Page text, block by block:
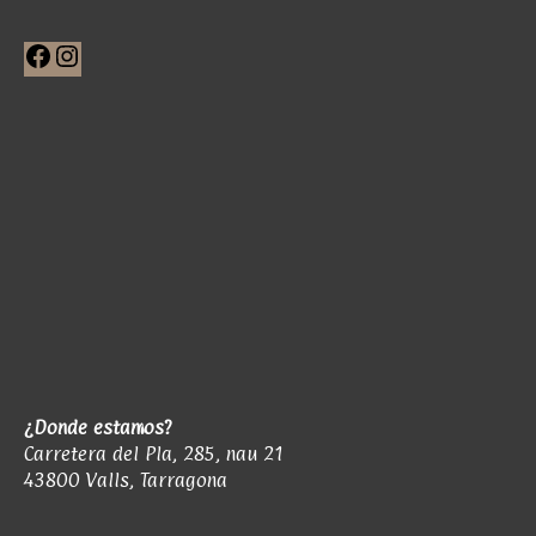
Facebook
¿Donde estamos?
Carretera del Pla, 285, nau 21
43800 Valls, Tarragona